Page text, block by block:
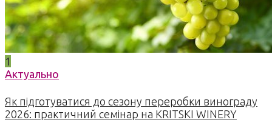
1
Актуально
Як підготуватися до сезону переробки винограду
2026: практичний семінар на KRITSKI WINERY